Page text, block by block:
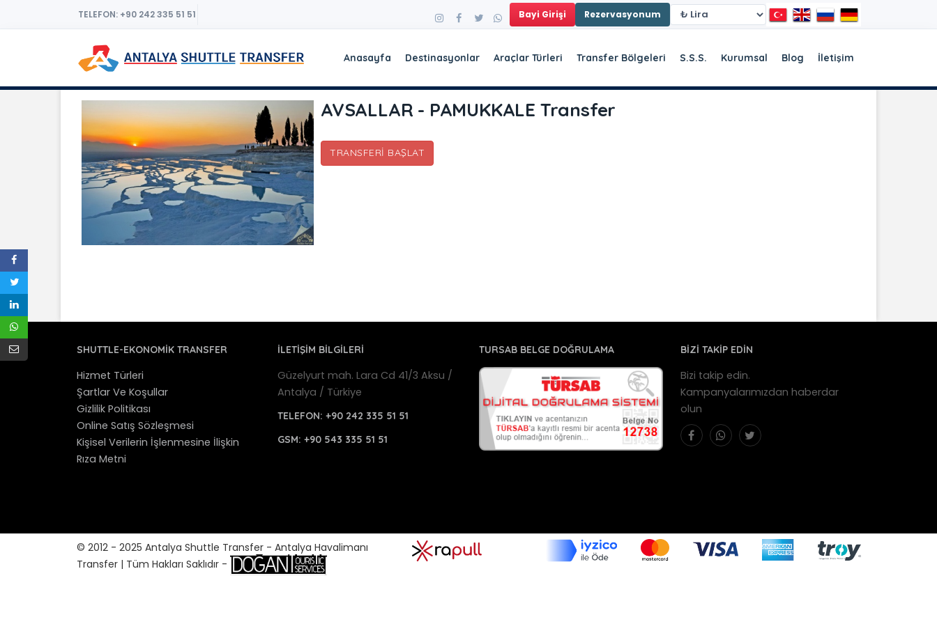
TELEFON: +90 242 335 51 51 Bayi Girişi Rezervasyonum
Anasayfa Destinasyonlar Araçlar Türleri Transfer Bölgeleri S.S.S. Kurumsal Blog İletişim
AVSALLAR - PAMUKKALE Transfer
TRANSFERI BAŞLAT
SHUTTLE-EKONOMIK TRANSFER
Hizmet Türleri
Şartlar Ve Koşullar
Gizlilik Politikası
Online Satış Sözleşmesi
Kişisel Verilerin İşlenmesine İlişkin
Rıza Metni
İLETİŞİM BİLGİLERİ
Güzelyurt mah. Lara Cd 41/3 Aksu /
Antalya / Türkiye
TELEFON:+90 242 335 51 51
GSM:+90 543 335 51 51
TURSAB BELGE DOĞRULAMA BİZİ TAKİP EDİN
Bizi takip edin.
Kampanyalarımızdan haberdar
olun
© 2012 - 2025 Antalya Shuttle Transfer - Antalya Havalimanı
Transfer | Tüm Hakları Saklıdır -